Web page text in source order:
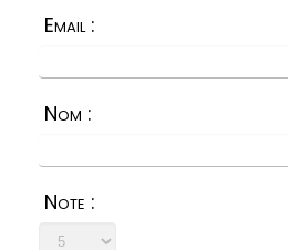
Email :
Nom :
Note :